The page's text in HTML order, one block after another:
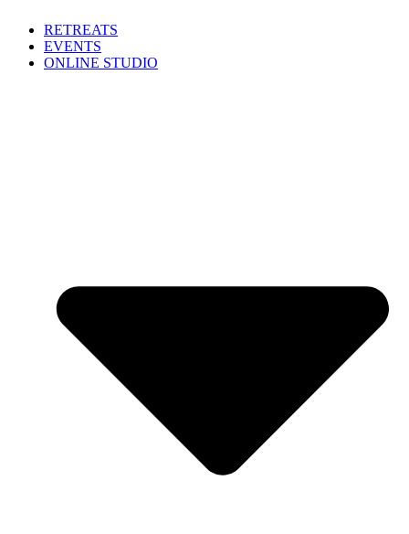
Inhalt
springen
RETREATS
EVENTS
ONLINE STUDIO